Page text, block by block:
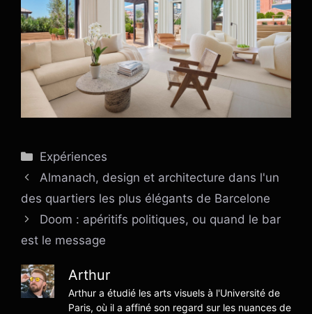
Catégories
Expériences
Almanach, design et architecture dans l'un
des quartiers les plus élégants de Barcelone
Doom : apéritifs politiques, ou quand le bar
est le message
Arthur
Arthur a étudié les arts visuels à l'Université de
Paris, où il a affiné son regard sur les nuances de